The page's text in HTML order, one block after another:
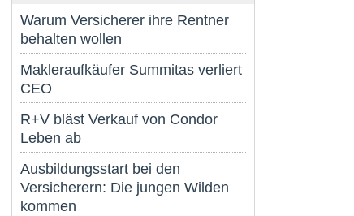
Warum Versicherer ihre Rentner
behalten wollen
Makleraufkäufer Summitas verliert
CEO
R+V bläst Verkauf von Condor
Leben ab
Ausbildungsstart bei den
Versicherern: Die jungen Wilden
kommen